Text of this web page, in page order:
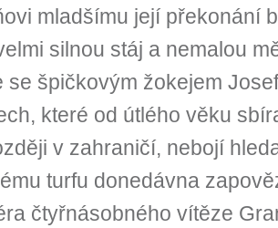
mladšímu její překonání
silnou stáj a nemalou
se špičkovým žokejem
které od útlého věku
v zahraničí, nebojí
turfu donedávna
čtyřnásobného vítěze